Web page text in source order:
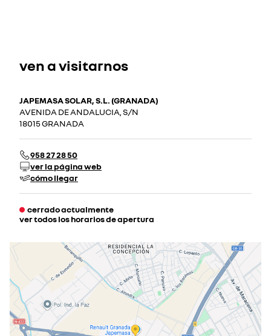
ven a visitarnos
JAPEMASA SOLAR, S.L. (GRANADA)
AVENIDA DE ANDALUCIA, S/N
18015 GRANADA
958 27 28 50
ver la página web
cómo llegar
cerrado actualmente
ver todos los horarios de apertura
martes
09:00 - 13:3016:30 - 20:30
09:00 - 13:3016:30 - 20:30
09:00 - 13:30 16:30 - 20:30
viernes
09:00 - 13:3016:30 - 20:30
sábado
10:00 - 13:30cerrado actualmente
domingo
cerrado actualmente